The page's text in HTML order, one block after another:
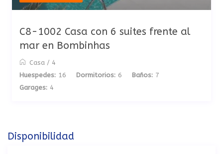
C8-1002 Casa con 6 suites frente al
mar en Bombinhas
Casa / 4
Huespedes: 16 Dormitorios: 6 Baños: 7
Garages: 4
Disponibilidad